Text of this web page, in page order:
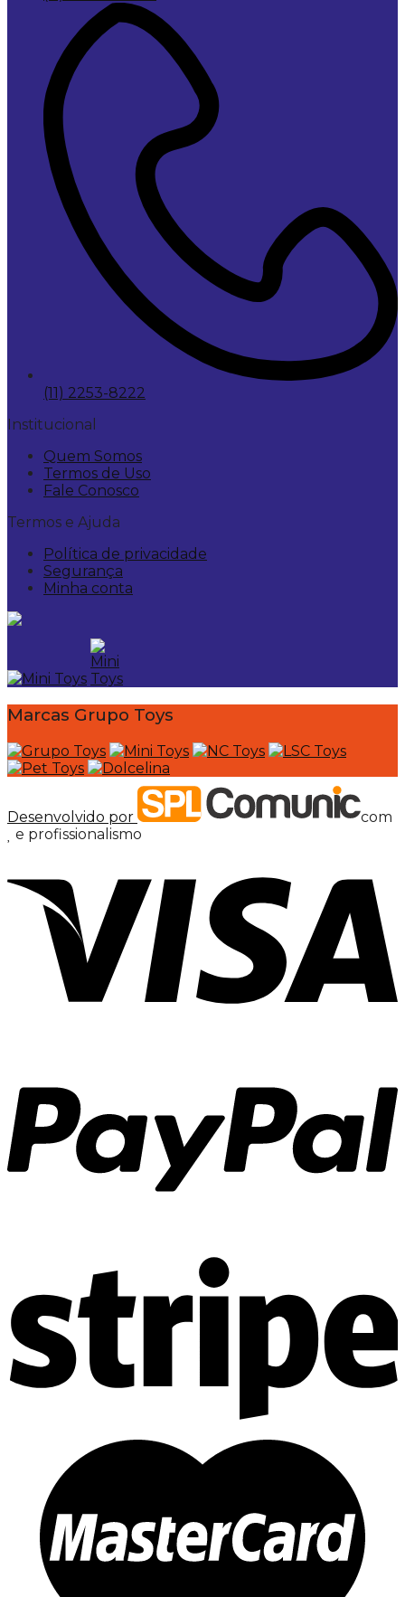
(11) 2253-8222
Institucional
Quem Somos
Termos de Uso
Fale Conosco
Termos e Ajuda
Política de privacidade
Segurança
Minha conta
Marcas Grupo Toys
Desenvolvido por
com
e profissionalismo